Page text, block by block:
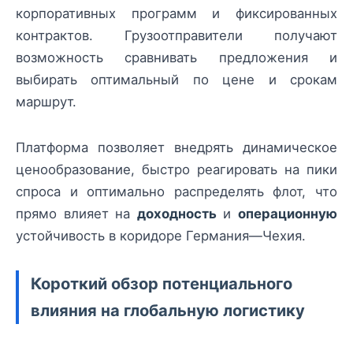
корпоративных программ и фиксированных
контрактов. Грузоотправители получают
возможность сравнивать предложения и
выбирать оптимальный по цене и срокам
маршрут.
Платформа позволяет внедрять динамическое
ценообразование, быстро реагировать на пики
спроса и оптимально распределять флот, что
прямо влияет на доходностьиоперационную
устойчивость в коридоре Германия—Чехия.
Короткий обзор потенциального
влияния на глобальную логистику